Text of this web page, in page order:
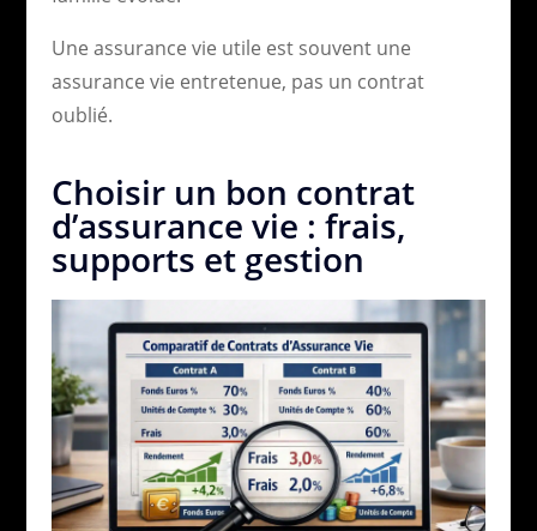
Une assurance vie utile est souvent une
assurance vie entretenue, pas un contrat
oublié.
Choisir un bon contrat
d’assurance vie : frais,
supports et gestion